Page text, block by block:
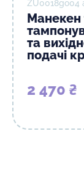
ZU0018gо04
Манекен
та
подачі
2 470 ₴